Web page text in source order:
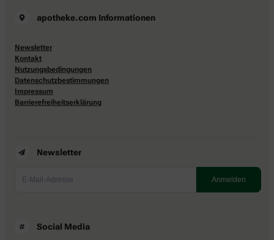
apotheke.com Informationen
Newsletter
Kontakt
Nutzungsbedingungen
Datenschutzbestimmungen
Impressum
Barrierefreiheitserklärung
Newsletter
Social Media